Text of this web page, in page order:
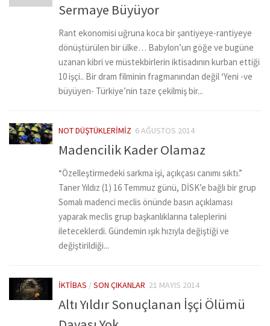
Sermaye Büyüyor
Rant ekonomisi uğruna koca bir şantiyeye-rantiyeye
dönüştürülen bir ülke… Babylon’un göğe ve bugüne
uzanan kibri ve müstekbirlerin iktisadının kurban ettiği
10 işçi.. Bir dram filminin fragmanından değil ‘Yeni -ve
büyüyen- Türkiye’nin taze çekilmiş bir...
NOT DÜŞTÜKLERIMIZ 6 AĞUSTOS 2014
Madencilik Kader Olamaz
“Özelleştirmedeki sarkma işi, açıkçası canımı sıktı.”
Taner Yıldız (1) 16 Temmuz günü, DİSK’e bağlı bir grup
Somalı madenci meclis önünde basın açıklaması
yaparak meclis grup başkanlıklarına taleplerini
ileteceklerdi. Gündemin ışık hızıyla değiştiği ve
değiştirildiği...
İKTIBAS /SON ÇIKANLAR 21 MAYIS 2014
Altı Yıldır Sonuçlanan İşçi Ölümü